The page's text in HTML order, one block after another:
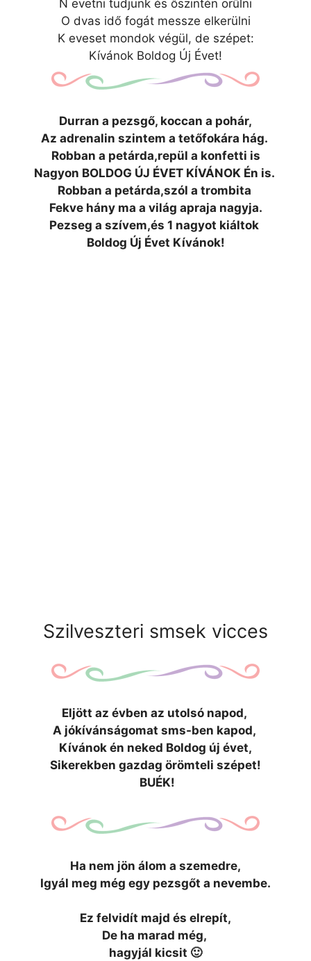
N evetni tudjunk és őszintén örűlni
O dvas idő fogát messze elkerülni
K eveset mondok végül, de szépet:
Kívánok Boldog Új Évet!
Durran a pezsgő, koccan a pohár,
Az adrenalin szintem a tetőfokára hág.
Robban a petárda,repül a konfetti is
Nagyon BOLDOG ÚJ ÉVET KÍVÁNOK Én is.
Robban a petárda,szól a trombita
Fekve hány ma a világ apraja nagyja.
Pezseg a szívem,és 1 nagyot kiáltok
Boldog Új Évet Kívánok!
Szilveszteri smsek vicces
Eljött az évben az utolsó napod,
A jókívánságomat sms-ben kapod,
Kívánok én neked Boldog új évet,
Sikerekben gazdag örömteli szépet!
BUÉK!
Ha nem jön álom a szemedre,
Igyál meg még egy pezsgőt a nevembe.
Ez felvidít majd és elrepít,
De ha marad még,
hagyjál kicsit 🙂